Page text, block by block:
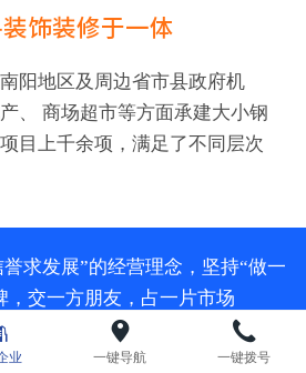
阳地区及周边省市县政府机
、 商场超市等方面承建大小钢
目上千余项，满足了不同层次
饰装修于一体
求发展”的经营理念，坚持“做一
，交一方朋友，占一片市场
业 一键导航 一键拨号